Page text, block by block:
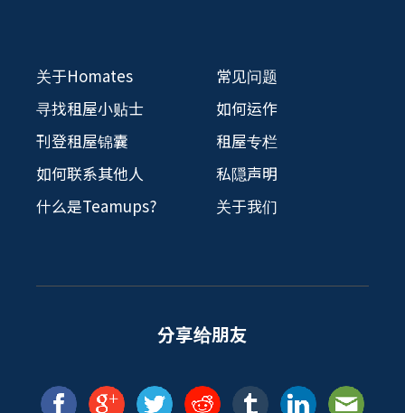
关于Homates
寻找租屋小贴士
刊登租屋锦囊
如何联系其他人
什么是Teamups?
常见问题
如何运作
租屋专栏
私隠声明
关于我们
分享给朋友